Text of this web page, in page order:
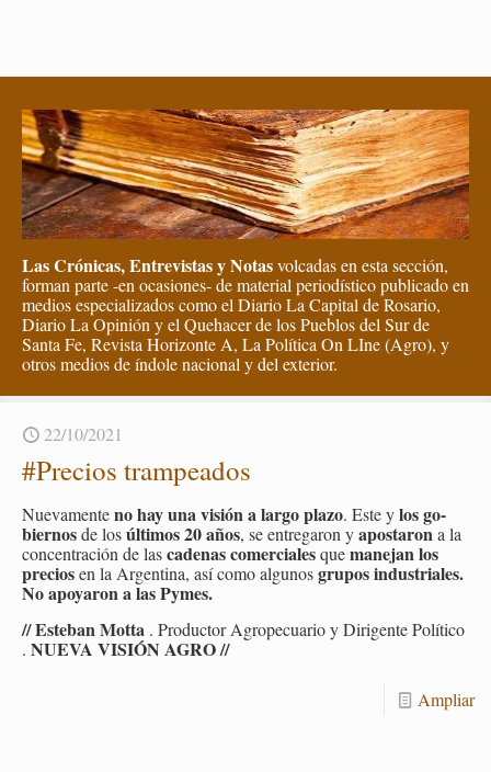
Las Crónicas, Entrevistas y Notasvolcadas en esta sección,
forman parte -en ocasiones- de material periodístico publicado en
medios especializados como el Diario La Capital de Rosario,
Diario La Opinión y el Quehacer de los Pueblos del Sur de
Santa Fe, Revista Horizonte A, La Política On LIne (Agro), y
otros medios de índole nacional y del exterior.
22/10/2021
#Pre­cios tram­pea­dos
Nue­va­men­teno hay una vi­sión a largo plazo. Este ylos go­
bier­nosde losúl­ti­mos 20 años, se en­tre­ga­ron yapos­ta­rona la
con­cen­tra­ción de lasca­de­nas co­mer­cia­lesquema­ne­jan los
pre­ciosen la Ar­gen­ti­na, así como al­gu­nosgru­pos in­dus­tria­les.
No apo­ya­ron a las Pymes.
// Es­te­ban Motta . Pro­duc­tor Agro­pe­cua­rio y Di­ri­gen­te Po­lí­ti­co
. NUEVA VI­SIÓN AGRO //
Am­pliar